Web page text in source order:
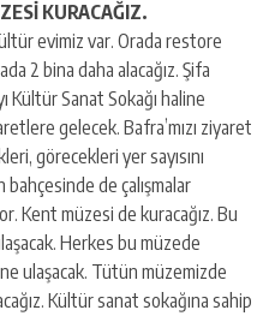
KURACAĞIZ.
evimiz var. Orada restore
2 bina daha alacağız. Şifa
Kültür Sanat Sokağı haline
gelecek. Bafra’mızı ziyaret
görecekleri yer sayısını
de çalışmalar
Kent müzesi de kuracağız. Bu
Herkes bu müzede
ulaşacak. Tütün müzemizde
Kültür sanat sokağına sahip